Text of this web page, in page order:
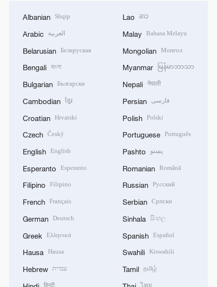
Albanian Shqip
Arabic العربية
Belarusian Беларуская
Bengali বাংলা
Bulgarian Български
Cambodian ខ្មែរ
Croatian Hrvatski
Czech Český
English English
Esperanto Esperanto
Filipino Filipino
French Français
German Deutsch
Greek Ελληνικά
Hausa Hausa
Hebrew עברית
Lao ລາວ
Malay Bahasa Melayu
Mongolian Монгол
Myanmar မြန်မာဘာသာ
Nepali नेपाली
Persian فارسی
Polish Polski
Portuguese Português
Pashto پښتو
Romanian Română
Russian Русский
Serbian Српски
Sinhala සිංහල
Spanish Español
Swahili Kiswahili
Tamil தமிழ்